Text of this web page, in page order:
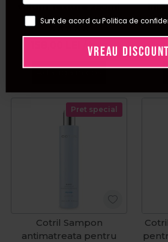
volum Texture 250ml
/ buc
Adauga in cos
Pret special
Cotril Sampon
antimatreata pentru
Sunt de acord cu Politica de
VREAU